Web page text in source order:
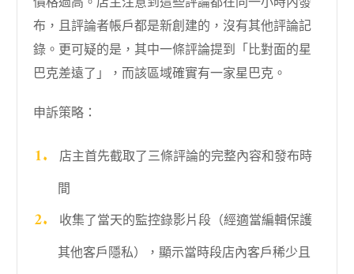
布，且評論者帳戶都是新創建的，沒有其他評論記
錄。更可疑的是，其中一條評論提到「比對面的星
巴克差遠了」，而該區域確實有一家星巴克。
申訴策略：
店主首先截取了三條評論的完整內容和發布時
間
收集了當天的監控錄影片段（經適當編輯保護
其他客戶隱私），顯示當時段店內客戶稀少且